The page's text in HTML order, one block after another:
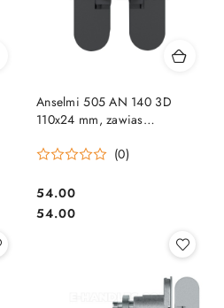
Anselmi 505 AN 140 3D
110x24 mm, zawias
2szt do 40 kg, 3szt do 60kg)
(0)
Cena:
54.00
Cena:
54.00